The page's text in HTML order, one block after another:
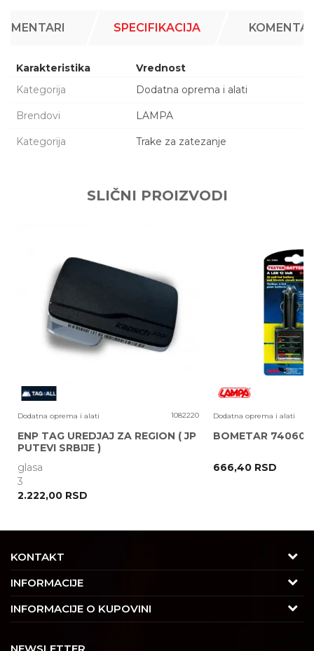
SPECIFIKACIJA
Karakteristika
Vrednost
Kategorija
Dodatna oprema i alati
Brendovi LAMPA
Kategorija Trake za zatezanje
SLIČNI PROIZVODI
Dodatna oprema i alati 1082220
ENP TAG UREDJAJ ZA REGION ( JP
PUTEVI SRBIJE )
glasa
3
2.222,00 RSD
Dodatna oprema i alati
BOMETAR 74060
666,40 RSD
KONTAKT
Adresa
Trgovačka 7/2, Čukarica
11030 Beograd, Srbija
INFORMACIJE
O nama
INFORMACIJE O KUPOVINI